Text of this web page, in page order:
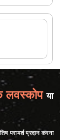
लवस्कोपया
परामर्श प्रदान करना